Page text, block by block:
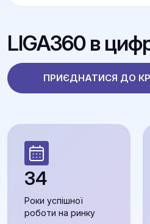
LIGA360 в
ПРИЄДНАТИСЯ ДО
34
Роки успішної
роботи на ринку